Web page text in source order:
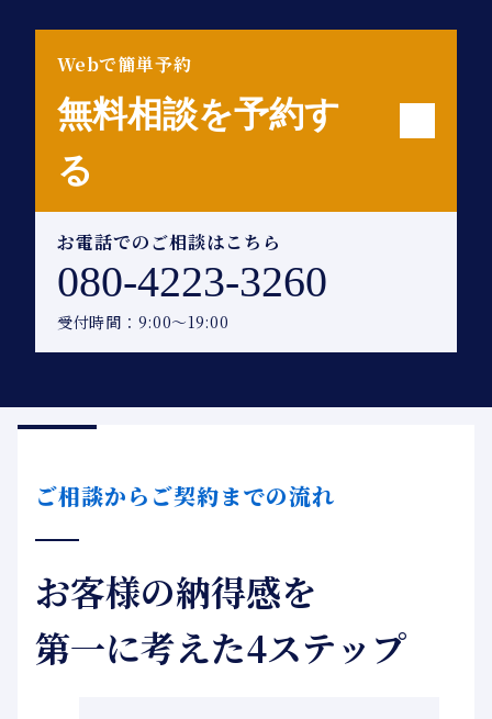
Webで簡単予約
無料相談を予約す
る
お電話でのご相談はこちら
080-4223-3260
受付時間：9:00〜19:00
ご相談からご契約までの流れ
お客様の納得感を
第一に考えた4ステップ